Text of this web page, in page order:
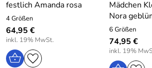
Rocklänge bei Größe 140: 44 cm
Material Futter: 100% Polyester
Pflege: Schonwäsche bei 30 Grad
festlich Amanda rosa
4 Größen
64,95 €
inkl. 19% MwSt.
Mädchen
Nora
6 Größen
74,95 €
inkl. 19%